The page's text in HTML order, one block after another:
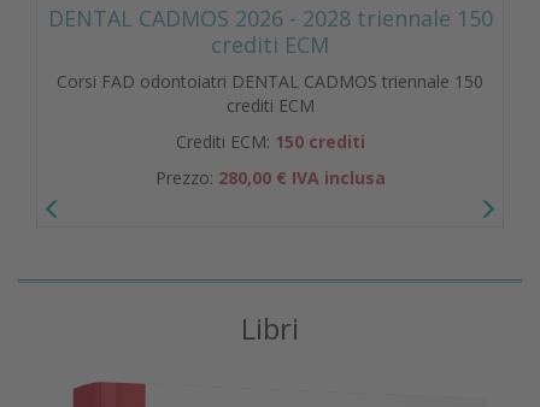
DENTAL CADMOS 2026 - 2028 triennale 150
crediti ECM
Corsi FAD odontoiatri DENTAL CADMOS triennale 150
crediti ECM
Crediti ECM: 150 crediti
Prezzo: 280,00 € IVA inclusa
Libri